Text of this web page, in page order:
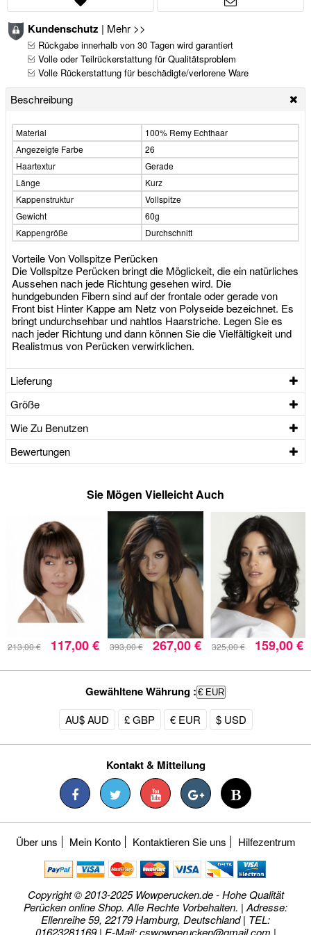
Kundenschutz | Mehr >>
Rückgabe innerhalb von 30 Tagen wird garantiert
Volle oder Teilrückerstattung für Qualitätsproblem
Volle Rückerstattung für beschädigte/verlorene Ware
Beschreibung
Material
100% Remy Echthaar
Angezeigte Farbe
26
Haartextur
Gerade
Länge
Kurz
Kappenstruktur
Vollspitze
Gewicht
60g
Kappengröße
Durchschnitt
Vorteile Von Vollspitze Perücken
Die Vollspitze Perücken bringt die Möglickeit, die ein natürliches
Aussehen nach jede Richtung gesehen wird. Die
hundgebunden Fibern sind auf der frontale oder gerade von
Front bist Hinter Kappe am Netz von Polyseide bezeichnet. Es
bringt undurchsehbar und nahtlos Haarstriche. Legen Sie es
nach jeder Richtung und dann können Sie die Vielfältigkeit und
Realistmus von Perücken verwirklichen.
Lieferung
Größe
Wie Zu Benutzen
Bewertungen
Sie Mögen Vielleicht Auch
213,00 € 117,00 € 393,00 € 267,00 € 325,00 € 159,00 €
Gewähltene Währung : € EUR
AU$ AUD £ GBP € EUR $ USD
Kontakt & Mitteilung
Über uns Mein Konto Kontaktieren Sie uns Hilfezentrum
Copyright © 2013-2025 Wowperucken.de - Hohe Qualität
Perücken online Shop. Alle Rechte Vorbehalten. | Adresse:
Ellenreihe 59, 22179 Hamburg, Deutschland | TEL:
01623281169 | E-Mail:cswowperucken@gmail.com |